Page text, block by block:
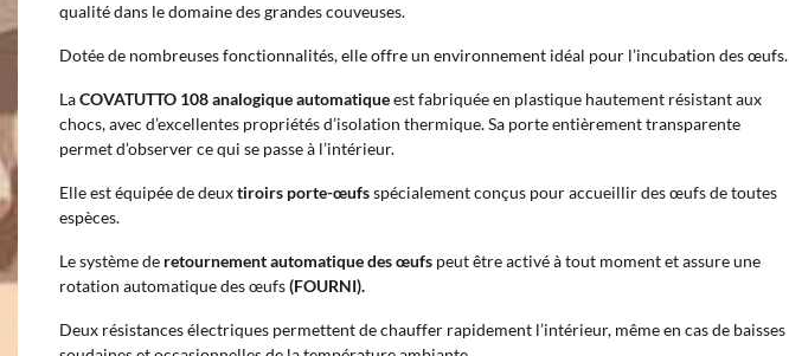
qualité dans le domaine des grandes couveuses.
Dotée de nombreuses fonctionnalités, elle offre un environnement idéal pour l’incubation des œufs.
LaCOVATUTTO 108analogique automatiqueest fabriquée en plastique hautement résistant aux
chocs, avec d’excellentes propriétés d’isolation thermique. Sa porte entièrement transparente
permet d’observer ce qui se passe à l’intérieur.
Elle est équipée de deuxtiroirs porte-œufsspécialement conçus pour accueillir des œufs de toutes
espèces.
Le système de retournement automatique des œufs peut être activé à tout moment et assure une
rotation automatique des œufs(FOURNI).
Deux résistances électriques permettent de chauffer rapidement l’intérieur, même en cas de baisses